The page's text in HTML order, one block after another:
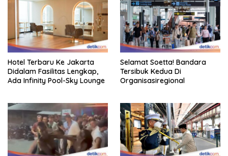
Hotel Terbaru Ke Jakarta
Didalam Fasilitas Lengkap,
Ada Infinity Pool-Sky Lounge
Selamat Soetta! Bandara
Tersibuk Kedua Di
Organisasiregional